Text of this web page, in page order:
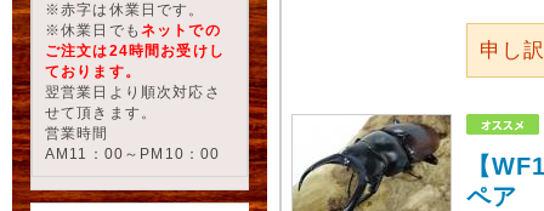
※赤字は休業日です。
※休業日でも ネットでの
ご注文は24時間お受けし
ております。
翌営業日より順次対応さ
せて頂きます。
営業時間
AM11：00～PM10：00
申し
【
ペア